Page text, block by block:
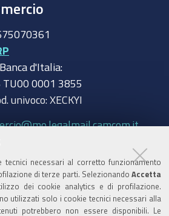
tecnici necessari al corretto funzionamento
di terze parti. Selezionando Accetta
dei cookie analytics e di profilazione.
utilizzati solo i cookie tecnici necessari alla
potrebbero non essere disponibili. Le
d'Italia:
0001 3855
univoco: XECKYI